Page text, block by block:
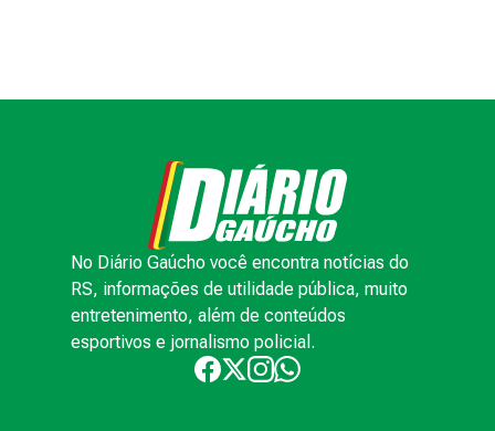
No Diário Gaúcho você encontra notícias do
RS, informações de utilidade pública, muito
entretenimento, além de conteúdos
esportivos e jornalismo policial.